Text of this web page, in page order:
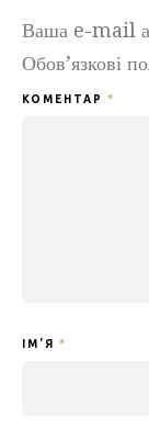
Ваша e-mail
Обов’язкові
КОМЕНТАР *
ІМ'Я *